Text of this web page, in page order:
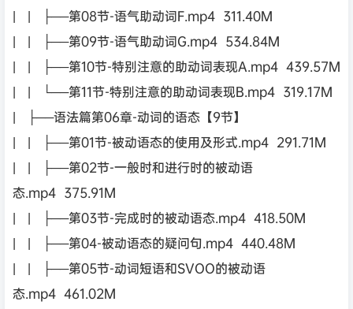
| | ├──第08节-语气助动词F.mp4 311.40M
| | ├──第09节-语气助动词G.mp4 534.84M
| | ├──第10节-特别注意的助动词表现A.mp4 439.57M
| | └──第11节-特别注意的助动词表现B.mp4 319.17M
| ├──语法篇第06章-动词的语态【9节】
| | ├──第01节-被动语态的使用及形式.mp4 291.71M
| | ├──第02节-一般时和进行时的被动语
态.mp4 375.91M
| | ├──第03节-完成时的被动语态.mp4 418.50M
| | ├──第04-被动语态的疑问句.mp4 440.48M
| | ├──第05节-动词短语和SVOO的被动语
态.mp4 461.02M